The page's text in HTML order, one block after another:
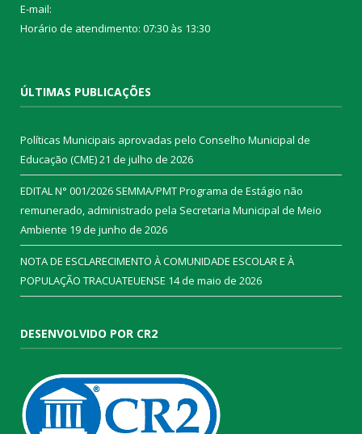
E-mail:
Horário de atendimento: 07:30 às 13:30
ÚLTIMAS PUBLICAÇÕES
Políticas Municipais aprovadas pelo Conselho Municipal de
Educação (CME)21 de julho de 2026
EDITAL N° 001/2026 SEMMA/PMT Programa de Estágio não
remunerado, administrado pela Secretaria Municipal de Meio
Ambiente 19 de junho de 2026
NOTA DE ESCLARECIMENTO À COMUNIDADE ESCOLAR E À
POPULAÇÃO TRACUATEUENSE 14 de maio de 2026
DESENVOLVIDO POR CR2